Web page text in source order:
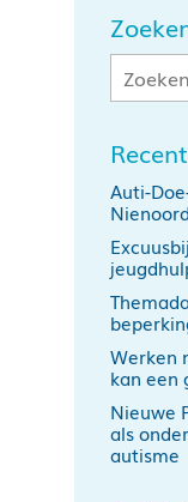
Recent
Auti-
Nienoord
Werken
kan een
Nieuwe
als
autisme